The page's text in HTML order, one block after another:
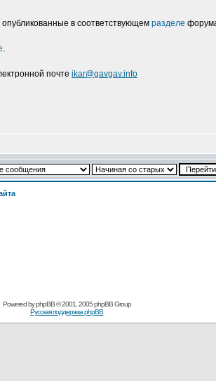
в соответствующем разделе
.
почте ikar@gavgav.info
Powered byphpBB© 2001, 2005 phpBB Group
Русская поддержка phpBB